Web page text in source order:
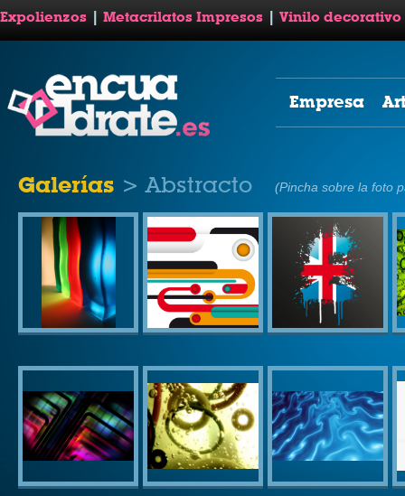
Expolienzos Metacrilatos Impresos Vinilo decorativo
Empresa
Galerías > Abstracto (Pincha sobre la foto